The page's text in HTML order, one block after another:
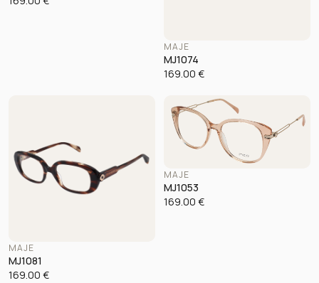
MAJE
MJ1074
169.00 €
MAJE
MJ1081
169.00 €
MAJE
MJ1053
169.00 €